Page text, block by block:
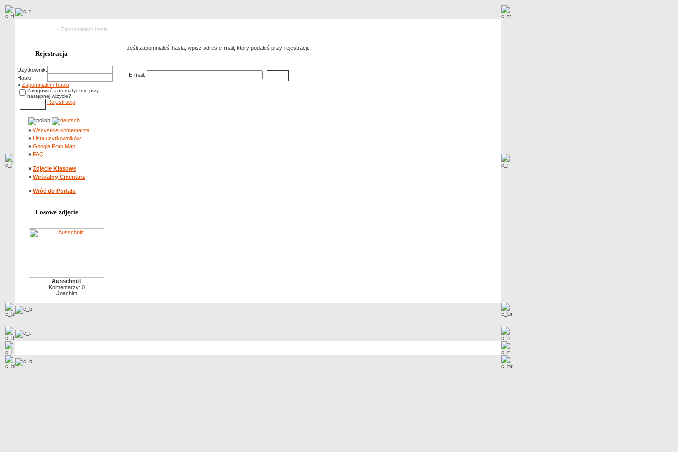
/ Zapomniałem hasła
Rejestracja
Użytkownik:
Hasło:
» Zapomniałem hasła
Zalogować automatycznie przy
następnej wizycie?
Rejestracja
» Wszystkie komentarze
» Lista uzytkowników
» Google Foto Map
» FAQ
» Zdjęcie Klasowe
» Wirtualny Cmentarz
» Wróć do Portalu
Losowe zdjęcie
Ausschnitt
Komentarzy: 0
Joachim
Jeśli zapomniałeś hasła, wpisz adres e-mail, który podałeś przy rejestracji.
E-mail: